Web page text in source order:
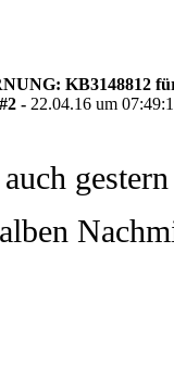
KB3148812
- 22.04.16 um